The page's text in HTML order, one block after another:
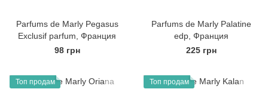
Parfums de Marly Pegasus
Exclusif parfum, Франция
98 грн
Parfums de Marly Palatine
edp, Франция
225 грн
Топ продам Топ продам